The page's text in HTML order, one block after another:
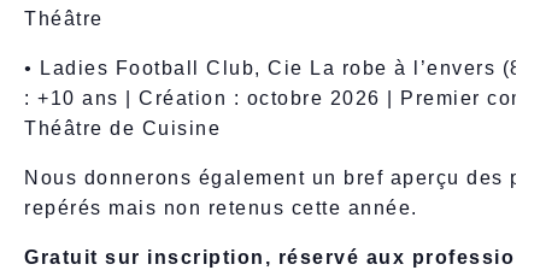
Théâtre
•
Ladies Football Club, Cie La robe à l’envers
: +10 ans | Création : octobre 2026 | Premier
Théâtre de Cuisine
Nous donnerons également un bref aperçu des
repérés mais non retenus cette année.
Gratuit sur inscription, réservé aux